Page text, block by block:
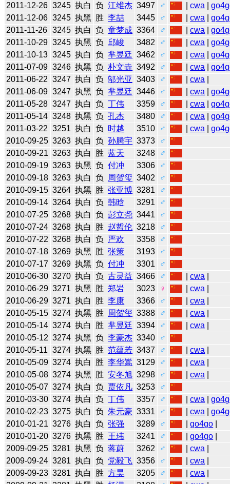
2011-12-26 3245 执白 负 江维杰 3497 ♂ |cwa |
2011-12-06 3245 执黑 胜 李喆 3445 ♂ |cwa |
2011-11-26 3245 执白 负 童梦成 3364 ♂ |cwa |
2011-10-29 3245 执黑 负 邱峻 3482 ♂ |cwa |
2011-10-13 3245 执白 负 芈昱廷 3462 ♂ |cwa |
2011-07-09 3246 执黑 负 朴文垚 3492 ♂ |cwa |
2011-06-22 3247 执白 负 邬光亚 3403 ♂ |cwa
2011-06-09 3247 执黑 负 芈昱廷 3446 ♂ |cwa |
2011-05-28 3247 执白 负 丁伟 3359 ♂ |cwa |
2011-05-14 3248 执黑 负 孔杰 3480 ♂ |cwa |
2011-03-22 3251 执白 负 时越 3510 ♂ |cwa |
2010-09-25 3263 执白 负 孙腾宇 3373
♂
2010-09-21 3263 执白 胜 蓝天 3248
♂
2010-09-19 3263 执黑 负 付冲 3306
♂
2010-09-18 3263 执白 负 周贺玺 3402
♂
2010-09-15 3264 执黑 胜 张亚博 3281
♂
2010-09-14 3264 执白 负 韩晗 3291
♂
2010-07-25 3268 执白 负 彭立尧 3441
♂
2010-07-24 3268 执白 胜 赵哲伦 3218
♂
2010-07-22 3268 执白 负 严欢 3358
♂
2010-07-18 3269 执黑 胜 张策 3193
♂
2010-07-17 3269 执黑 负 付冲 3301
♂
2010-06-30 3270 执白 负 古灵益 3466 ♂ |cwa
2010-06-29 3271 执黑 胜 郑岩 3023 ♀ |cwa
2010-06-29 3271 执白 胜 李康 3366 ♂ |cwa
2010-05-15 3274 执黑 胜 周贺玺 3388 ♂ |cwa
2010-05-14 3274 执白 胜 芈昱廷 3394 ♂ |cwa
2010-05-12 3274 执黑 负 李豪杰 3340
♂
2010-05-11 3274 执黑 胜 范蕴若 3437 ♂ |cwa
2010-05-09 3274 执白 胜 李华嵩 3129 ♂ |cwa
2010-05-08 3274 执黑 胜 安冬旭 3298 ♂ |cwa
2010-05-07 3274 执白 负 贾依凡 3253
♂
2010-03-30 3274 执白 负 丁伟 3357 ♂ |cwa |
2010-02-23 3275 执白 负 朱元豪 3331 ♂ |cwa |
2010-01-21 3276 执白 负 张强 3289 ♂ |go4go
2010-01-20 3276 执黑 胜 王玮 3241 ♂ |go4go
2009-09-25 3281 执黑 负 蒋蔚 3262 ♂ |cwa
2009-09-24 3281 执白 负 党毅飞 3356 ♂ |cwa
2009-09-23 3281 执白 胜 方昊 3205 ♂ |cwa